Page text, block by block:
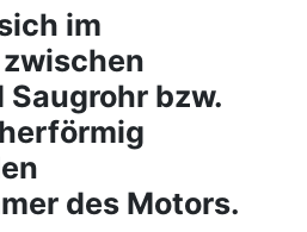
im
bzw.
des Motors.